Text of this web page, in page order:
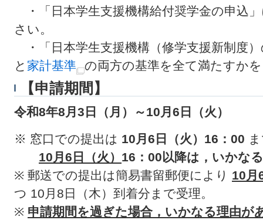
・「日本学生支援機構給付奨学金の申込
さい。
・「日本学生支援機構（修学支援新制度
と 家計基準 の両方の基準を全て満たすか
【申請期間】
令和8年8月3日（月）～10月6日（火）
※ 窓口での提出は 10月6日（火）16：00
10月6日（火 ） 16：00以降は，いかな
※ 郵送での提出は簡易書留郵便により 10月
つ 10月8日（木）到着分まで受理。
※ 申請期間を過ぎた場合，いかなる理由が